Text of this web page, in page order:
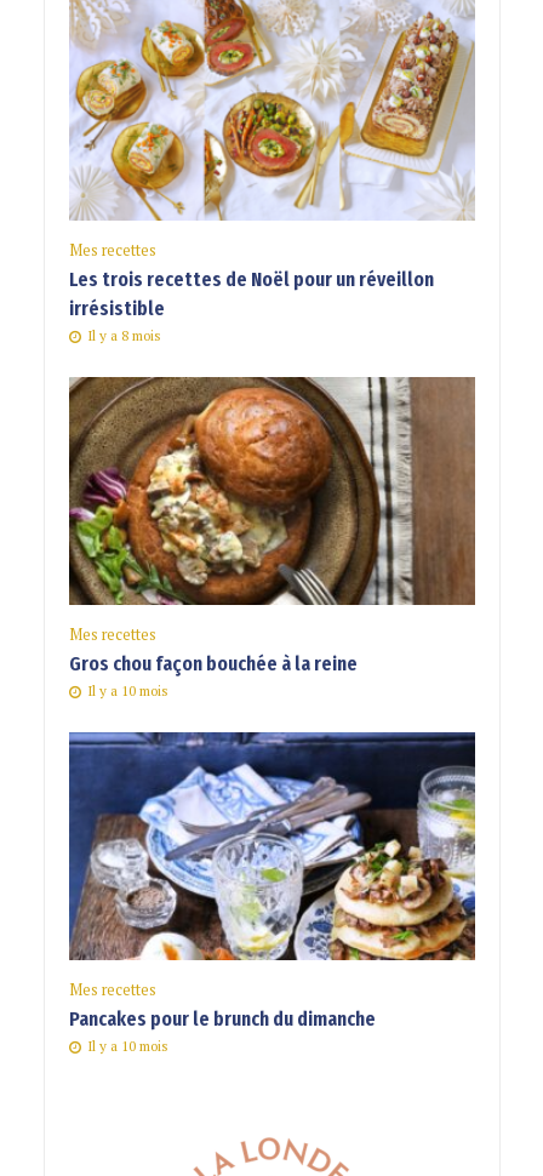
Mes recettes
Les trois recettes de Noël pour un réveillon
irrésistible
Il y a 8 mois
Mes recettes
Gros chou façon bouchée à la reine
Il y a 10 mois
Mes recettes
Pancakes pour le brunch du dimanche
Il y a 10 mois